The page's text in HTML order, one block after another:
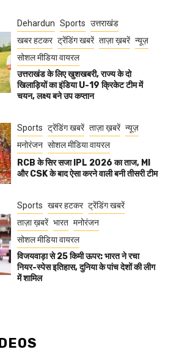
Dehardun Sports उत्तराखंड
खबर हटकर ट्रेंडिंग खबरें ताज़ा ख़बरें न्यूज़
सोशल मीडिया वायरल
उत्तराखंड के लिए खुशखबरी, राज्य के दो
खिलाड़ियों का इंडिया U-19 क्रिकेट टीम में
चयन, लक्ष्य बने उप कप्तान
Sports ट्रेंडिंग खबरें ताज़ा ख़बरें न्यूज़
मनोरंजन सोशल मीडिया वायरल
RCB के सिर सजा IPL 2026 का ताज, MI
और CSK के बाद ऐसा करने वाली बनी तीसरी टीम
Sports खबर हटकर ट्रेंडिंग खबरें
ताज़ा ख़बरें भारत मनोरंजन
सोशल मीडिया वायरल
विजयवाड़ा से 25 किमी ऊपर: भारत ने रचा
नियर-स्पेस इतिहास, दुनिया के पांच देशों की लीग
में शामिल